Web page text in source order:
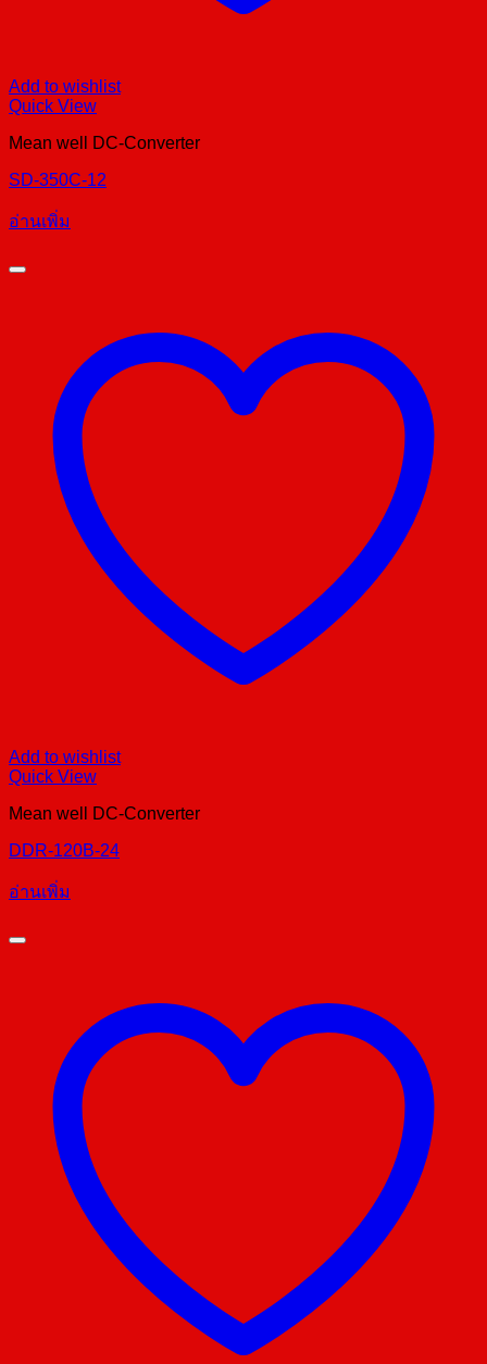
Add to wishlist
Quick View
Mean well DC-Converter
SD-350C-12
อ่านเพิ่ม
Add to wishlist
Quick View
Mean well DC-Converter
DDR-120B-24
อ่านเพิ่ม